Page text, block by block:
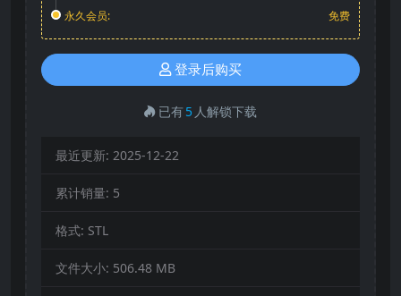
永久会员:
免费
登录后购买
已有5 人解锁下载
最近更新: 2025-12-22
累计销量: 5
格式: STL
文件大小: 506.48 MB